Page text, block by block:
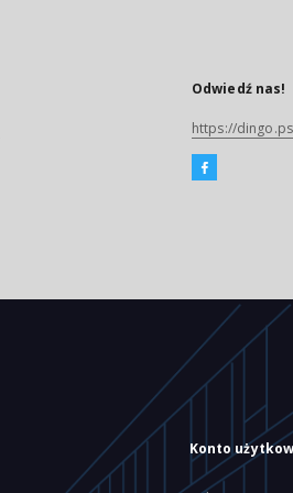
Odwiedź nas!
https://
Konto